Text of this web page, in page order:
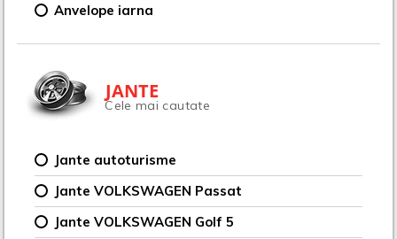
Anvelope iarna
JANTE
Cele mai cautate
Jante autoturisme
Jante VOLKSWAGEN Passat
Jante VOLKSWAGEN Golf 5